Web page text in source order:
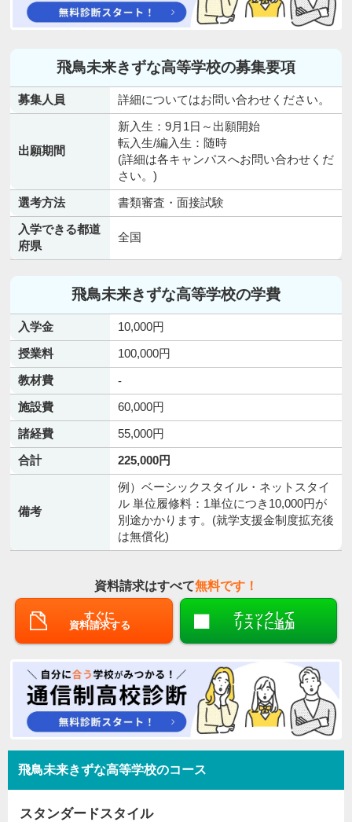
飛鳥未来きずな高等学校の募集要項
募集人員 詳細についてはお問い合わせください。
出願期間
新入生：9月1日～出願開始
転入生/編入生：随時
(詳細は各キャンパスへお問い合わせくだ
さい。)
選考方法
書類審査・面接試験
入学できる都道
府県
全国
飛鳥未来きずな高等学校の学費
入学金
10,000円
授業料
100,000円
教材費
-
施設費
60,000円
諸経費
55,000円
合計
225,000円
備考
例）ベーシックスタイル・ネットスタイ
ル 単位履修料：1単位につき10,000円が
別途かかります。(就学支援金制度拡充後
は無償化)
資料請求はすべて無料です！
すぐに
資料請求する
チェックして
リストに追加
飛鳥未来きずな高等学校のコース
スタンダードスタイル